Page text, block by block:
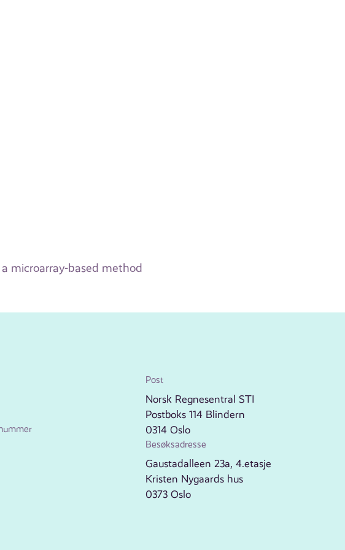
microarray-based method
Post
Norsk Regnesentral STI
Postboks 114 Blindern
0314 Oslo
Besøksadresse
Gaustadalleen 23a, 4.etasje
Kristen Nygaards hus
0373 Oslo